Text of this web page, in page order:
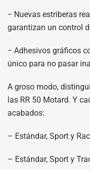
− Nuevas estriberas
garantizan un control
− Adhesivos gráficos
único para no pasar
A groso modo,
las RR 50 Motard. Y
acabados:
– Estándar, Sport y
– Estándar, Sport y